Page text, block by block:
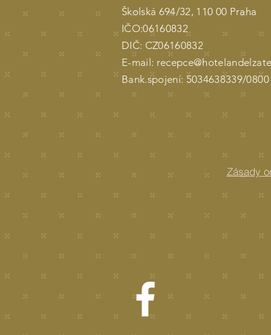
Školská 694/32,
IČO:06160832
DIČ: CZ06160832
E-mail:
Bank.spojení: 5034638339/0800
Zásady